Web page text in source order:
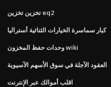
تخزين تخزين eq2
كبار سماسرة الخيارات الثنائية أستراليا
وحدات حفظ المخزون wiki
العقود الآجلة في سوق الأسهم الآسيوية
اقلب أموالك عبر الإنترنت